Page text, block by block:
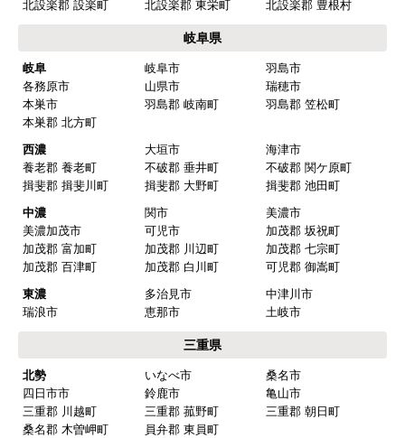
【このショップを選んだ理由は？】
た
【注文からどのくらいで届きましたか？】
【その他感想・コメント】
マークレさん
2025年10月10日 21:04
欲しい商品をスムーズに注文できましたか？
ショップからの連絡や対応は適切でしたか？
予定の期日までに商品が届きましたか？
はい
北設楽郡 設楽町
北設楽郡 東栄町 北設楽郡 豊根村
岐阜県
岐阜 岐阜市
羽島市
各務原市
山県市
瑞穂市
本巣市
羽島郡 岐南町
羽島郡 笠松町
本巣郡 北方町
西濃
大垣市
海津市
養老郡 養老町
不破郡 垂井町
不破郡 関ケ原町
揖斐郡 揖斐川町
揖斐郡 大野町
揖斐郡 池田町
中濃
関市
美濃市
美濃加茂市
可児市
加茂郡 坂祝町
加茂郡 富加町
加茂郡 川辺町
加茂郡 七宗町
加茂郡 百津町
加茂郡 白川町
可児郡 御嵩町
東濃
多治見市
中津川市
瑞浪市
恵那市 土岐市
三重県
北勢 いなべ市
桑名市
四日市市
鈴鹿市
亀山市
三重郡 川越町
三重郡 菰野町
三重郡 朝日町
桑名郡 木曽岬町
員弁郡 東員町